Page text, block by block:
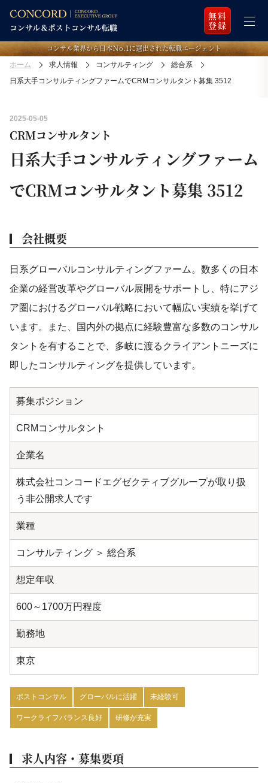
無料
登録
コンサル業界から日本Ｎo.1に選出された転職エージェント
ホーム 求人情報 コンサルティング
総合系
日系大手コンサルティングファームでCRMコンサルタント募集 3512
2025-05-05
CRMコンサルタント
日系大手コンサルティングファーム
でCRMコンサルタント募集 3512
会社概要
日系グローバルコンサルティングファーム。数多くの日本
企業の経営改革やグローバル展開をサポートし、特にアジ
ア圏におけるグローバル戦略において幅広い実績を挙げて
います。また、国内外の拠点に経験豊富な多数のコンサル
タントを有することで、多岐に渡るクライアントニーズに
即したコンサルティングを提供しています。
募集ポジション
CRMコンサルタント
企業名
株式会社コンコードエグゼクティブグループが取り扱
う非公開求人です
業種
コンサルティング ＞ 総合系
想定年収
600～1700万円程度
勤務地
東京
ポストコンサル グローバルに活躍 未経験可
ワークライフバランス良好 研修が充実
求人内容・募集要項